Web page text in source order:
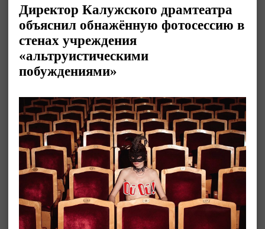
Директор Калужского драмтеатра
объяснил обнажённую фотосессию в
стенах учреждения
«альтруистическими
побуждениями»